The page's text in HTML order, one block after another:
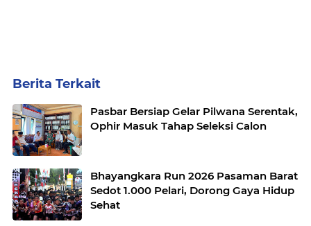
Berita Terkait
Pasbar Bersiap Gelar Pilwana Serentak,
Ophir Masuk Tahap Seleksi Calon
Bhayangkara Run 2026 Pasaman Barat
Sedot 1.000 Pelari, Dorong Gaya Hidup
Sehat